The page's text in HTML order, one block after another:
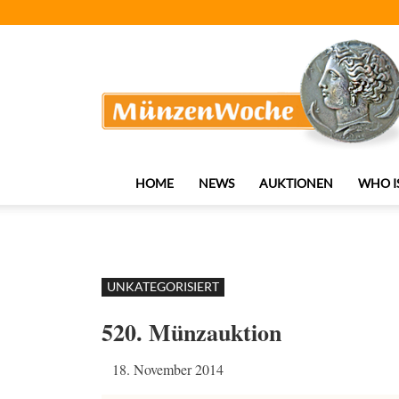
HOME NEWS AUKTIONEN WHO
UNKATEGORISIERT
520. Münzauktion
18. November 2014